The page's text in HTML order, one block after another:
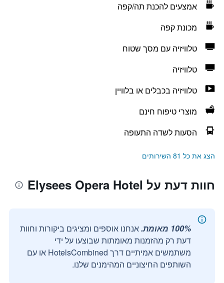
אמצעים להכנת תה/קפה
מכונת קפה
טלוויזיה עם מסך שטוח
טלוויזיה
טלוויזיה בכבלים או בלוויין
מוצרי טיפוח חינם
הסעות לשדה התעופה
הצג את כל 81 השירותים
חוות דעת על Elysees Opera Hotel
100% מאומת.
אנחנו אוספים ומציגים ביקורות וחוות
דעת רק מהזמנות מאומתות שבוצעו על ידי
משתמשים אמיתיים דרך HotelsCombined או עם
השותפים החיצוניים המהימנים שלנו.